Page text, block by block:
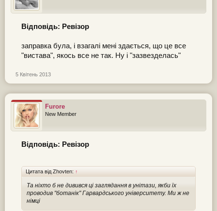
Відповідь: Ревізор
заправка була, і взагалі мені здається, що це все
"вистава", якось все не так. Ну і "зазвезделась"
5 Квітень 2013
Furore
New Member
Відповідь: Ревізор
Цитата від Zhovten: ↑
Та ніхто б не дивився ці заглядання в унітази, якби їх
проводив "ботанік" Гарвардського університету. Ми ж не
німці